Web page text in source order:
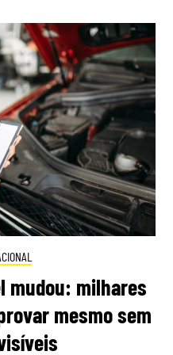
mudou: milhares
mesmo sem